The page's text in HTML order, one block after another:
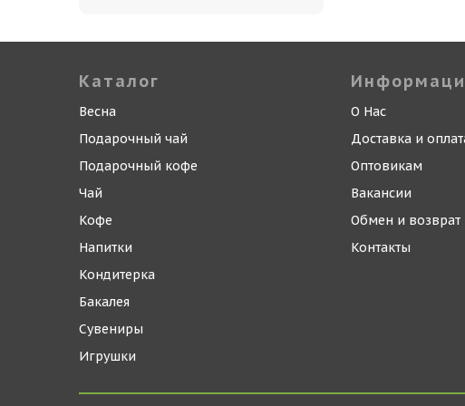
Каталог
Весна
Подарочный чай
Подарочный кофе
Чай
Кофе
Напитки
Кондитерка
Бакалея
Сувениры
Игрушки
О Нас
Доставка и
Оптовикам
Вакансии
Обмен и возврат
Контакты